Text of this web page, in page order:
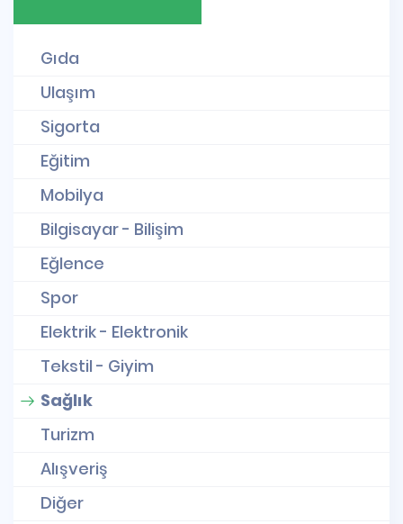
Gıda
Ulaşım
Sigorta
Eğitim
Mobilya
Bilgisayar - Bilişim
Eğlence
Spor
Elektrik - Elektronik
Tekstil - Giyim
Sağlık
Turizm
Alışveriş
Diğer